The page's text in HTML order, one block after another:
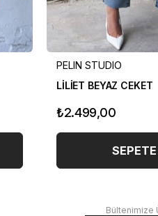
PELIN STUDIO
LİLİET BEYAZ CEKET
₺2.499,00
SEPETE
Bültenimize